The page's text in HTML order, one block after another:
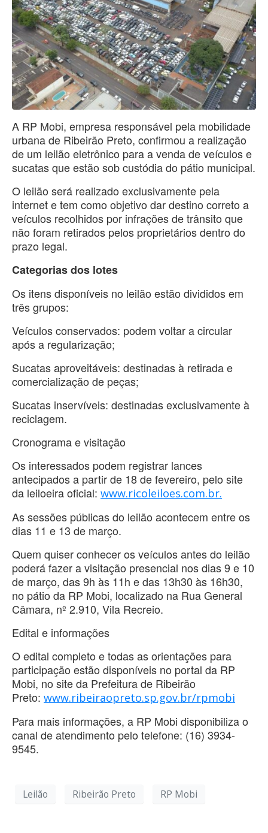
A RP Mobi, empresa responsável pela mobilidade
urbana de Ribeirão Preto, confirmou a realização
de um leilão eletrônico para a venda de veículos e
sucatas que estão sob custódia do pátio municipal.
O leilão será realizado exclusivamente pela
internet e tem como objetivo dar destino correto a
veículos recolhidos por infrações de trânsito que
não foram retirados pelos proprietários dentro do
prazo legal.
Categorias dos lotes
Os itens disponíveis no leilão estão divididos em
três grupos:
Veículos conservados: podem voltar a circular
após a regularização;
Sucatas aproveitáveis: destinadas à retirada e
comercialização de peças;
Sucatas inservíveis: destinadas exclusivamente à
reciclagem.
Cronograma e visitação
Os interessados podem registrar lances
antecipados a partir de 18 de fevereiro, pelo site
da leiloeira oficial: www.ricoleiloes.com.br.
As sessões públicas do leilão acontecem entre os
dias 11 e 13 de março.
Quem quiser conhecer os veículos antes do leilão
poderá fazer a visitação presencial nos dias 9 e 10
de março, das 9h às 11h e das 13h30 às 16h30,
no pátio da RP Mobi, localizado na Rua General
Câmara, nº 2.910, Vila Recreio.
Edital e informações
O edital completo e todas as orientações para
participação estão disponíveis no portal da RP
Mobi, no site da Prefeitura de Ribeirão
Preto: www.ribeiraopreto.sp.gov.br/rpmobi
Para mais informações, a RP Mobi disponibiliza o
canal de atendimento pelo telefone: (16) 3934-
9545.
Leilão Ribeirão Preto RP Mobi